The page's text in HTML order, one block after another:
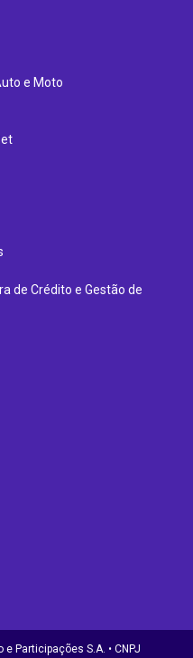
e Moto
de Crédito e Gestão de
Participações S.A. • CNPJ